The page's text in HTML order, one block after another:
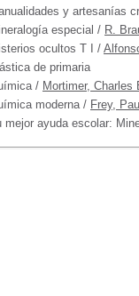
y artesanías
especial / R.
ocultos T I
/
de primaria
/ Mortimer, Charles
moderna/ Frey,
mejor ayuda escolar: